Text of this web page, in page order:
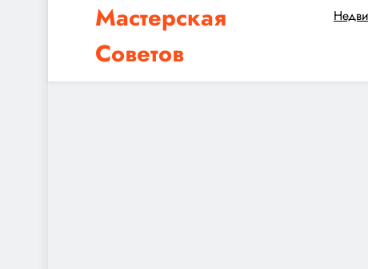
Мастерская
Советов
Независимо от того, планируете ли вы